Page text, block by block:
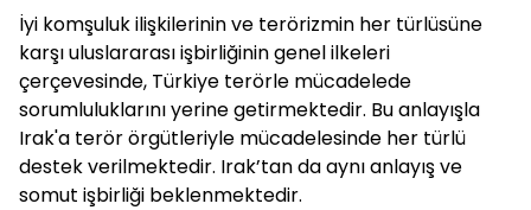
İyi komşuluk ilişkilerinin ve terörizmin her türlüsüne
karşı uluslararası işbirliğinin genel ilkeleri
çerçevesinde, Türkiye terörle mücadelede
sorumluluklarını yerine getirmektedir. Bu anlayışla
Irak'a terör örgütleriyle mücadelesinde her türlü
destek verilmektedir. Irak’tan da aynı anlayış ve
somut işbirliği beklenmektedir.